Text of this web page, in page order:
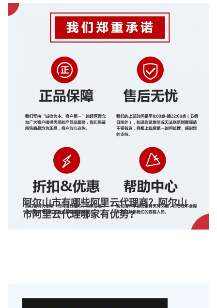
阿尔山市有哪些阿里云代理商？阿尔山
市阿里云代理哪家有优势?